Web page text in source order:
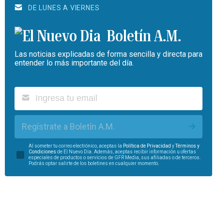
DE LUNES A VIERNES
Boletín A.M.
Las noticias explicadas de forma sencilla y directa para
entender lo más importante del día.
Regístrate a Boletín A.M.
Al someter tu correo electrónico, aceptas la Política de Privacidad yTérminos y
Condiciones de El Nuevo Día. Además, aceptas recibir información u ofertas
especiales de productos o servicios de GFR Media, sus afiliadas o de terceros.
Podrás optar salirte de los boletines en cualquier momento.